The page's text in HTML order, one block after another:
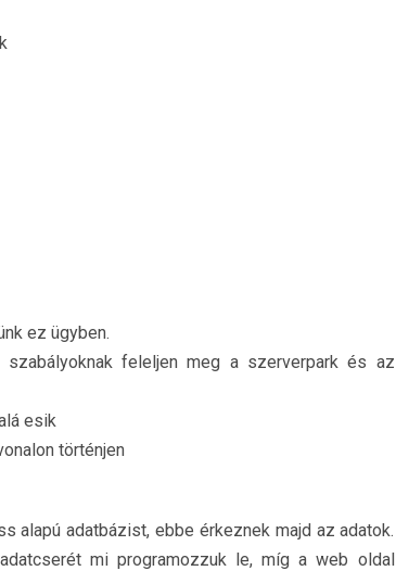
ez ügyben.
feleljen meg a szerverpark és az
esik
történjen
alapú adatbázist, ebbe érkeznek majd az adatok.
mi programozzuk le, míg a web oldal